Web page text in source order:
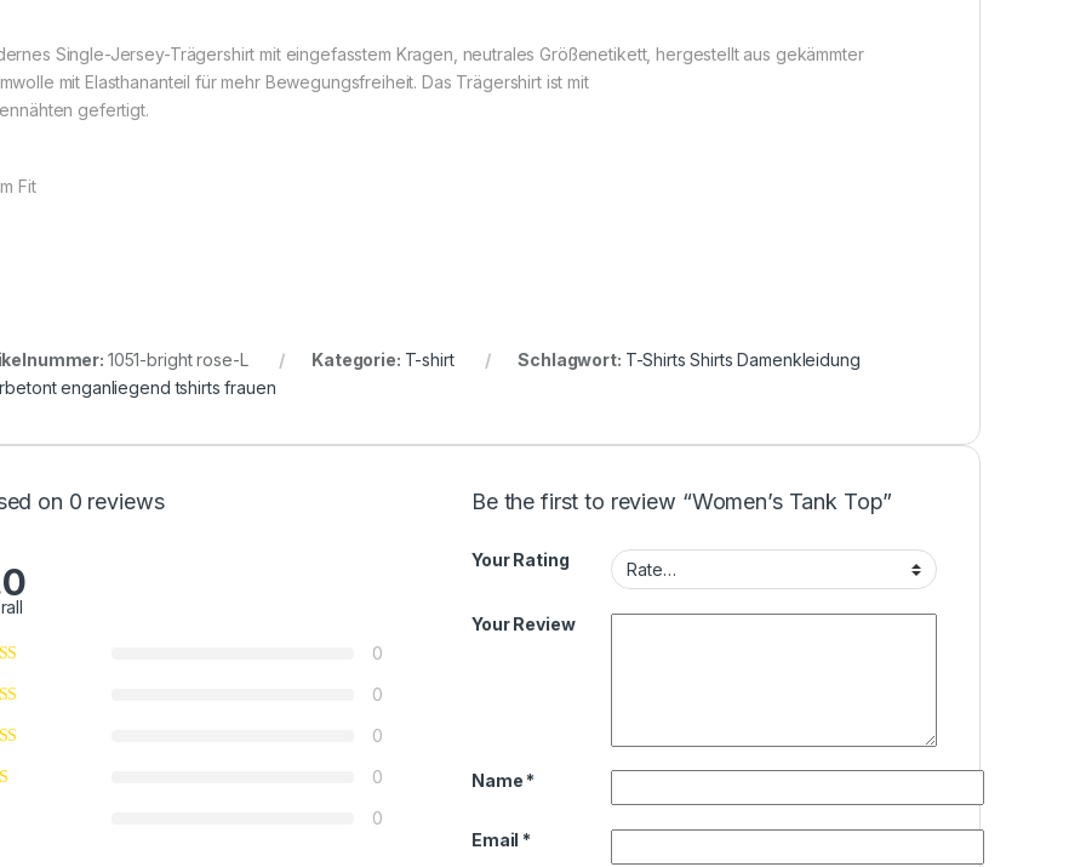
Single-Jersey-Trägershirt mit eingefasstem Kragen, neutrales Größenetikett, hergestellt aus gekämmter
mit Elasthananteil für mehr Bewegungsfreiheit. Das Trägershirt ist mit
gefertigt.
Fit
1051-bright rose-L Kategorie: T-shirt Schlagwort: T-Shirts Shirts Damenkleidung
enganliegend tshirts frauen
on 0 reviews
0
0
0
0
0
Be the first to review “Women’s Tank Top”
Your Rating
Your Review
Name *
Email *